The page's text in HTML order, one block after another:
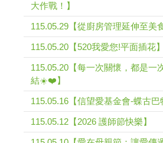
大作戰！】
115.05.29【從廚房管理延伸至美
115.05.20【520我愛您!平面插花】
115.05.20【每一次關懷，都是一
結☀️❤️】
115.05.16【信望愛基金會-蝶古巴
115.05.12【2026 護師節快樂】